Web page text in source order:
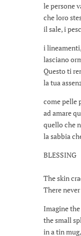
le persone
che loro
il sale, i
i
lasciano
Questo ti
la tua
come pelle
ad amare
quello che
la sabbia
BLESSING
The skin
There
Imagine
the small
in a tin mug,